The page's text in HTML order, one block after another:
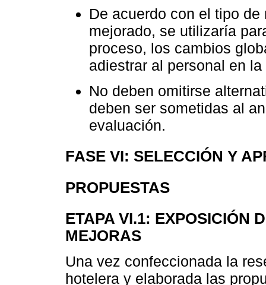
De acuerdo con el tipo
mejorado, se utilizaría
proceso, los cambios
adiestrar al personal en
No deben omitirse
deben ser sometidas al
evaluación.
FASE VI: SELECCIÓN Y
PROPUESTAS
ETAPA VI.1: EXPOSICIÓN
MEJORAS
Una vez confeccionada la
hotelera y elaborada las